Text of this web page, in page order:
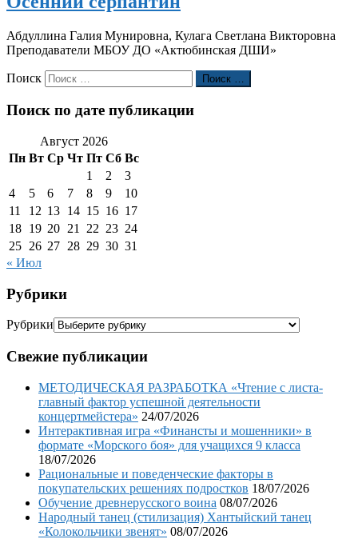
Абдуллина Галия Мунировна, Кулага Светлана Викторовна
Преподаватели МБОУ ДО «Актюбинская ДШИ»
Поиск Поиск …
Поиск по дате публикации
Август 2026
Пн Вт Ср Чт Пт Сб Вс
1
2
3
4
5 6 7 8 9
10
11
12 13 14 15 16 17
18 19 20 21 22 23 24
25 26 27 28 29 30 31
« Июл
Рубрики
Рубрики
Свежие публикации
МЕТОДИЧЕСКАЯ РАЗРАБОТКА «Чтение с листа-
главный фактор успешной деятельности
концертмейстера» 24/07/2026
Интерактивная игра «Финансты и мошенники» в
формате «Морского боя» для учащихся 9 класса
18/07/2026
Рациональные и поведенческие факторы в
покупательских решениях подростков 18/07/2026
Обучение древнерусского воина 08/07/2026
Народный танец (стилизация) Хантыйский танец
«Колокольчики звенят» 08/07/2026